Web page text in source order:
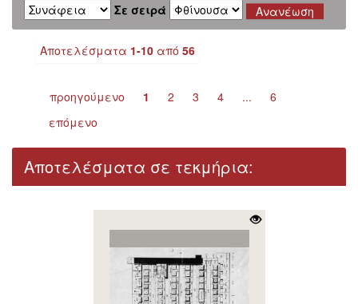
Σε σειρά
Αποτελέσματα 1-10 από 56
προηγούμενο 1 2 3 4 ...
6
επόμενο
Αποτελέσματα σε τεκμήρια: